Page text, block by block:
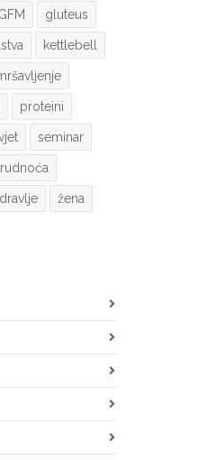
gluteus
kettlebell
proteini
seminar
žena